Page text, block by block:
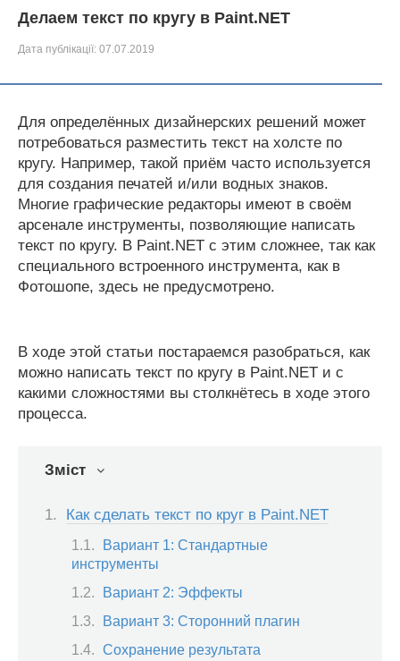
Делаем текст по кругу в Paint.NET
Дата публікації: 07.07.2019
Для определённых дизайнерских решений может
потребоваться разместить текст на холсте по
кругу. Например, такой приём часто используется
для создания печатей и/или водных знаков.
Многие графические редакторы имеют в своём
арсенале инструменты, позволяющие написать
текст по кругу. В Paint.NET с этим сложнее, так как
специального встроенного инструмента, как в
Фотошопе, здесь не предусмотрено.
В ходе этой статьи постараемся разобраться, как
можно написать текст по кругу в Paint.NET и с
какими сложностями вы столкнётесь в ходе этого
процесса.
Зміст
Как сделать текст по круг в Paint.NET
Вариант 1: Стандартные
инструменты
Вариант 2: Эффекты
Вариант 3: Сторонний плагин
Сохранение результата